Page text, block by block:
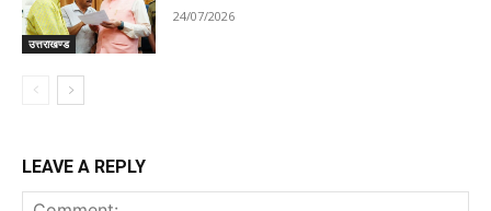
उत्तराखण्ड
24/07/2026
LEAVE A REPLY